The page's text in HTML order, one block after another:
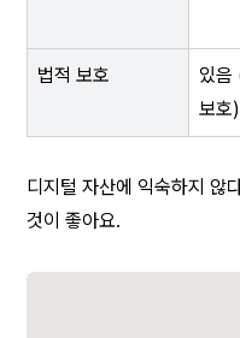
법적 보호
있음
보호)
디지털 자산에 익숙하지 않
것이 좋아요.